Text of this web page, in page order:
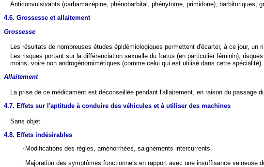
Anticonvulsivants (carbamazépine, phénobarbital, phénytoïne, primidone);
4.6. Grossesse et allaitement
Grossesse
Les résultats de nombreuses études épidémiologiques permettent d'écarter, à ce jour,
Les risques portant sur la différenciation sexuelle du fœtus (en particulier féminin),
moins, voire non androgénomimétiques (comme celui qui est utilisé dans cette spécialité).
Allaitement
La prise de ce médicament est déconseillée pendant l'allaitement, en raison du passage
4.7. Effets sur l'aptitude à conduire des véhicules et à utiliser des machines
Sans objet.
4.8. Effets indésirables
· Modifications des règles, aménorrhées, saignements intercurrents.
· Majoration des symptômes fonctionnels en rapport avec une insuffisance veineuse